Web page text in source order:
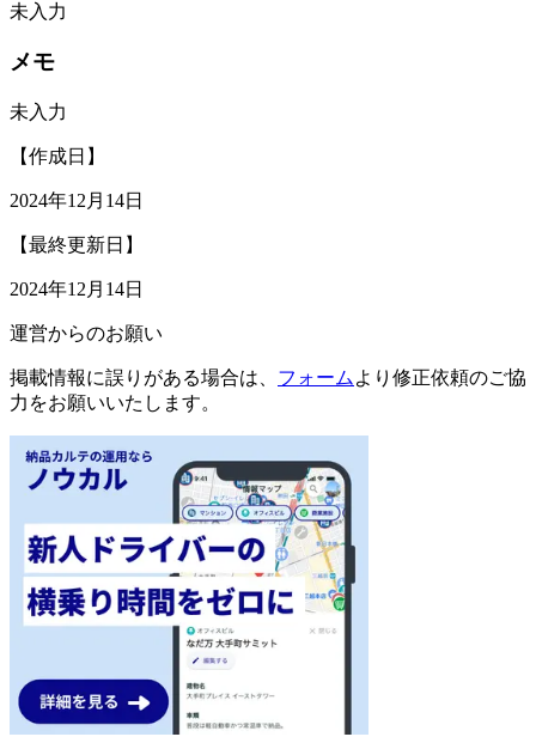
未入力
メモ
未入力
【作成日】
2024年12月14日
【最終更新日】
2024年12月14日
運営からのお願い
掲載情報に誤りがある場合は、 フォーム より修正依頼のご協
力をお願いいたします。